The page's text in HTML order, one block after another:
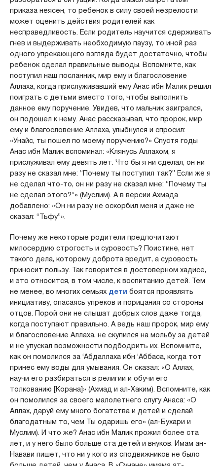
приказа неясен, то ребенок в силу своей незрелости
может оценить действия родителей как
несправедливость. Если родитель научится сдерживать
гнев и выдерживать необходимую паузу, то иной раз
одного упрекающего взгляда будет достаточно, чтобы
ребенок сделал правильные выводы. Вспомните, как
поступил наш посланник, мир ему и благословение
Аллаха, когда прислуживавший ему Анас ибн Малик решил
поиграть с детьми вместо того, чтобы выполнить
данное ему поручение. Увидев, что мальчик заигрался,
он подошел к нему. Анас рассказывал, что пророк, мир
ему и благословение Аллаха, улыбнулся и спросил:
«Унайс, ты пошел по моему поручению?» Спустя годы
Анас ибн Малик вспоминал: «Клянусь Аллахом, я
прислуживал ему девять лет. Что бы я ни сделал, он ни
разу не сказал мне: “Почему ты поступил так?” Если же я
не сделал что-то, он ни разу не сказал мне: “Почему ты
не сделал этого?”» (Муслим). А в версии Ахмада
добавлено: «Он ни разу не оскорбил меня и даже не
сказал: “Тьфу”».
Почему же некоторые родители предпочитают
милосердию строгость и суровость? Поистине, нет
такого дела, которому доброта вредит, а суровость
приносит пользу. Так говорится в достоверном хадисе,
и это относится, в том числе, к воспитанию детей. Тем
не менее, во многих семьях дети боятся проявлять
инициативу, опасаясь упреков и порицания со стороны
отцов. Порой они не слышат добрых слов даже тогда,
когда поступают правильно. А ведь наш пророк, мир ему
и благословение Аллаха, не скупился на мольбу за детей
и не упускал возможности подбодрить их. Вспомните,
как он помолился за ‘Абдаллаха ибн ‘Аббаса, когда тот
принес ему воды для умывания. Он сказал: «О Аллах,
научи его разбираться в религии и обучи его
толкованию [Корана]» (Ахмад и ал-Хаким). Вспомните, как
он помолился за своего малолетнего слугу Анаса: «О
Аллах, даруй ему много богатства и детей и сделай
благодатным то, чем Ты одаришь его» (ал-Бухари и
Муслим). И что же? Анас ибн Малик прожил более ста
лет, и у него было больше ста детей и внуков. Имам ан-
Навави пишет, что ни у кого из сподвижников не было